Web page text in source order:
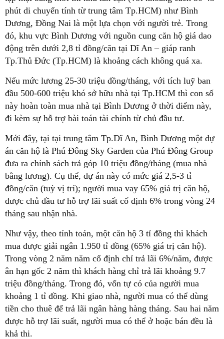
phút di chuyển tính từ trung tâm Tp.HCM) như Bình
Dương, Đồng Nai là một lựa chọn với người trẻ. Trong
đó, khu vực Bình Dương với nguồn cung căn hộ giá dao
động trên dưới 2,8 tỉ đồng/căn tại Dĩ An – giáp ranh
Tp.Thủ Đức (Tp.HCM) là khoảng cách không quá xa.
Nếu mức lương 25-30 triệu đồng/tháng, với tích luỹ ban
đầu 500-600 triệu khó sở hữu nhà tại Tp.HCM thì con số
này hoàn toàn mua nhà tại Bình Dương ở thời điểm này,
đi kèm sự hỗ trợ bài toán tài chính từ chủ đầu tư.
Mới đây, tại tại trung tâm Tp.Dĩ An, Bình Dương một dự
án căn hộ là Phú Đông Sky Garden của Phú Đông Group
đưa ra chính sách trả góp 10 triệu đồng/tháng (mua nhà
bằng lương). Cụ thể, dự án này có mức giá 2,5-3 tỉ
đồng/căn (tuỳ vị trí); người mua vay 65% giá trị căn hộ,
được chủ đầu tư hỗ trợ lãi suất cố định 6% trong vòng 24
tháng sau nhận nhà.
Như vậy, theo tính toán, một căn hộ 3 tỉ đồng thì khách
mua được giải ngân 1.950 tỉ đồng (65% giá trị căn hộ).
Trong vòng 2 năm năm cố định chỉ trả lãi 6%/năm, được
ân hạn gốc 2 năm thì khách hàng chỉ trả lãi khoảng 9.7
triệu đồng/tháng. Trong đó, vốn tự có của người mua
khoảng 1 tỉ đồng. Khi giao nhà, người mua có thể dùng
tiền cho thuê để trả lãi ngân hàng hàng tháng. Sau hai năm
được hỗ trợ lãi suất, người mua có thể ở hoặc bán đều là
khả thi.